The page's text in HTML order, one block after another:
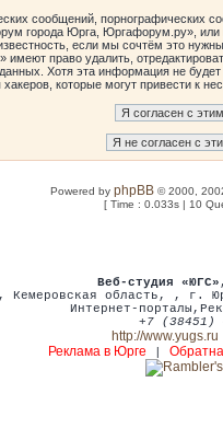
сообщений, порнографических
города Юрга, Юргафорум.ру»,
если мы сочтём это
право удалить,
Хотя эта информация не
которые могут привести к
Powered by phpBB© 2000,
[ Time : 0.033s | 10
Веб-студия «ЮГС»
, Кемеровская область, , г.
Интернет-порталы ,
+7 (38451)
http://www.yugs.ru
Реклама в Юрге